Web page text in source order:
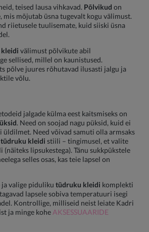
teised lausa vihkavad. Põlvikud on
mis mõjutab üsna tugevalt kogu välimust.
riietusele tuulisemate, kuid siiski üsna
välimust põlvikute abil
sellised, millel on kaunistused.
põlve juures rõhutavad ilusasti jalgu ja
võlu.
jalgade külma eest kaitsmiseks on
. Need on soojad nagu püksid, kuid ei
Need võivad samuti olla armsaks
tüdruku kleidi stiili – tingimusel, et valite
(näiteks lipsukestega). Tänu sukkpükstele
selles osas, kas teie lapsel on
ja valige piduliku tüdruku kleidi komplekti
lapsele sobiva temperatuuri isegi
Kontrollige, milliseid neist leiate Kadri
ja minge kohe AKSESSUAARIDE